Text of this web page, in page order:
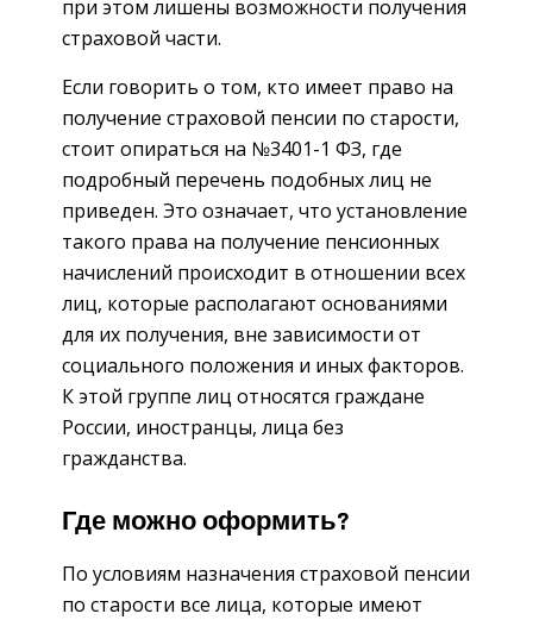
при этом лишены возможности получения
страховой части.
Если говорить о том, кто имеет право на
получение страховой пенсии по старости,
стоит опираться на №3401-1 ФЗ, где
подробный перечень подобных лиц не
приведен. Это означает, что установление
такого права на получение пенсионных
начислений происходит в отношении всех
лиц, которые располагают основаниями
для их получения, вне зависимости от
социального положения и иных факторов.
К этой группе лиц относятся граждане
России, иностранцы, лица без
гражданства.
Где можно оформить?
По условиям назначения страховой пенсии
по старости все лица, которые имеют